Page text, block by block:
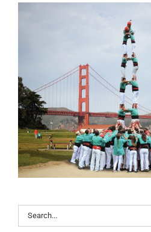
Search
for: